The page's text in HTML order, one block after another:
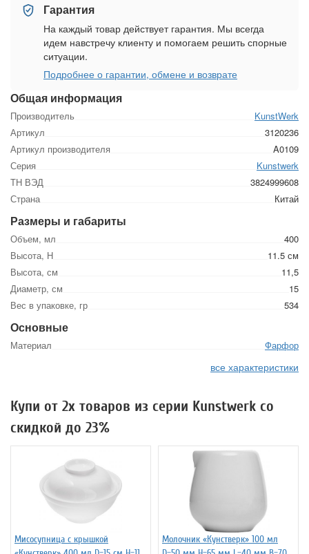
Общая информация
Производитель
KunstWerk
Артикул
3120236
Артикул производителя
A0109
Серия
Kunstwerk
ТН ВЭД
3824999608
Страна
Китай
Размеры и габариты
Объем, мл
400
Высота, Н
11.5 см
Высота, см
11,5
Диаметр, см
15
Вес в упаковке, гр
534
Основные
Материал Фарфор
все характеристики
Гарантия
На каждый товар действует гарантия. Мы всегда
идем навстречу клиенту и помогаем решить спорные
ситуации.
Подробнее о гарантии, обмене и возврате
Купи от 2х товаров из серии Kunstwerk со
скидкой до 23%
Мисосупница с крышкой
Молочник «Кунстверк» 100 мл